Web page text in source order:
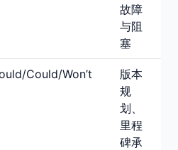
故障
与阻
塞
Could/Won’t
版本
规
划、
里程
碑承